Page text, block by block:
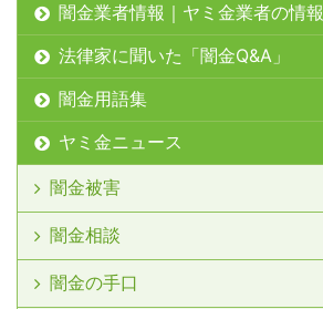
闇金業者情報｜ヤミ金業者の情
法律家に聞いた「闇金Q&A」
闇金用語集
ヤミ金ニュース
闇金被害
闇金相談
闇金の手口